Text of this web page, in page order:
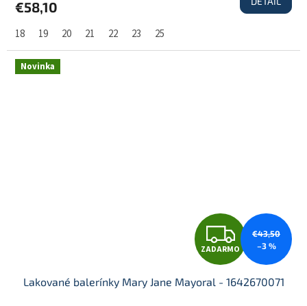
A
R
€58,10
18 19 20 21 22 23 25
Novinka
Z
A
ZADARMO
€43,50
–3 %
Lakované balerínky Mary Jane Mayoral - 1642670071